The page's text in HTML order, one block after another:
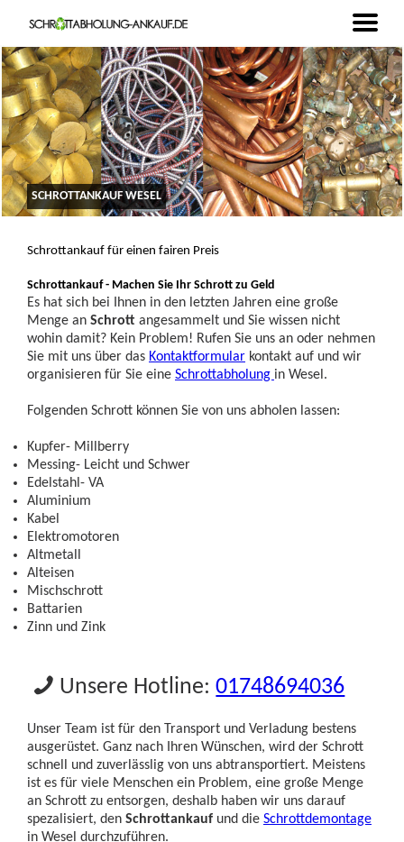
SCHROTTANKAUF WESEL
Schrottankauf für einen fairen Preis
Schrottankauf - Machen Sie Ihr Schrott zu Geld
Es hat sich bei Ihnen in den letzten Jahren eine große
Menge an Schrott angesammelt und Sie wissen nicht
wohin damit? Kein Problem! Rufen Sie uns an oder nehmen
Sie mit uns über das Kontaktformular kontakt auf und wir
organisieren für Sie eine Schrottabholung in Wesel.
Folgenden Schrott können Sie von uns abholen lassen:
Kupfer- Millberry
Messing- Leicht und Schwer
Edelstahl- VA
Aluminium
Kabel
Elektromotoren
Altmetall
Alteisen
Mischschrott
Battarien
Zinn und Zink
Unsere Hotline:01748694036
Unser Team ist für den Transport und Verladung bestens
ausgerüstet. Ganz nach Ihren Wünschen, wird der Schrott
schnell und zuverlässlig von uns abtransportiert. Meistens
ist es für viele Menschen ein Problem, eine große Menge
an Schrott zu entsorgen, deshalb haben wir uns darauf
spezalisiert, den Schrottankauf und die Schrottdemontage
in Wesel durchzuführen.